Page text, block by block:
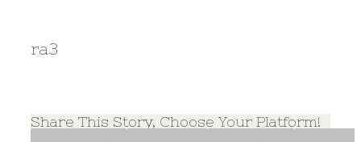
ra3
Share This Story, Choose Your Platform!